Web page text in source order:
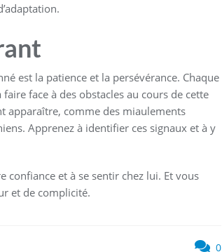
est la patience et la persévérance. Chaque
face à des obstacles au cours de cette
apparaître, comme des miaulements
Apprenez à identifier ces signaux et à y
et à se sentir chez lui. Et vous
et de complicité.
0